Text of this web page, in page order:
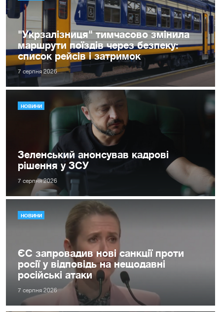
"Укрзалізниця" тимчасово змінила
маршрути поїздів через безпеку:
список рейсів і затримок
7 серпня 2026
НОВИНИ
Зеленський анонсував кадрові
рішення у ЗСУ
7 серпня 2026
НОВИНИ
ЄС запровадив нові санкції проти
росії у відповідь на нещодавні
російські атаки
7 серпня 2026